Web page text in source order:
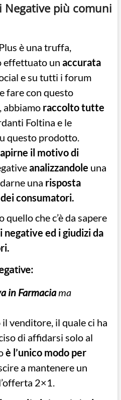
Negative più comuni
è una truffa,
effettuato un accurata
e su tutti i forum
fare con questo
abbiamo raccolto tutte
Foltina e le
questo prodotto.
il motivo di
analizzandole una
una risposta
consumatori.
che c’è da sapere
negative ed i giudizi da
in Farmaciama
venditore, il quale ci ha
di affidarsi solo al
è l’unico modo per
a mantenere un
2×1.